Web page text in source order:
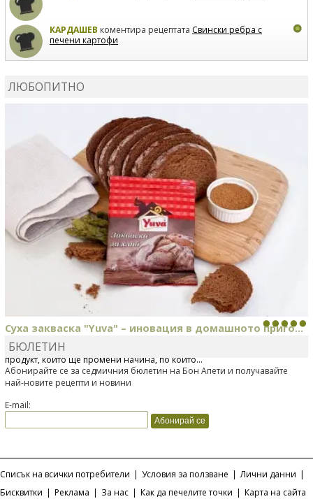
КАРДАШЕВ коментира рецептата Свински ребра с
печени картофи
ЛЮБОПИТНО
Суха закваска "Yuva" – иновация в домашното приго...
Отскоро Лесафр България стартира предлагането на изцяло нов
продукт, който ще промени начина, по който...
БЮЛЕТИН
Абонирайте се за седмичния бюлетин на Бон Апети и получавайте
най-новите рецепти и новини
E-mail:
Списък на всички потребители | Условия за ползване | Лични данни |
Бисквитки | Реклама | За нас | Как да печелите точки | Карта на сайта